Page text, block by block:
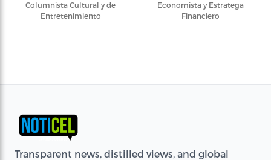
Columnista Cultural y de
Entretenimiento
Economista y Estratega
Financiero
Transparent news, distilled views, and global